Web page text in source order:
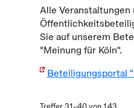
Alle
Sie auf unserem
"Meinung für Köln".
Beteiligungsportal